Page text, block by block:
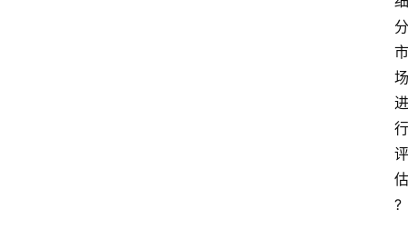
分
市
场
进
行
评
估
?